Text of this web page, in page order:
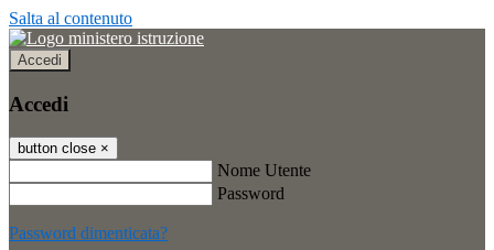
Salta al contenuto
Accedi
Accedi
button close ×
Nome Utente
Password
Password dimenticata?